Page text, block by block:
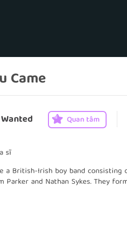
Came
Quan tâm
sĩ
a British-Irish boy band consisting
Parker and Nathan Sykes. They
subsidiaries Island Records and